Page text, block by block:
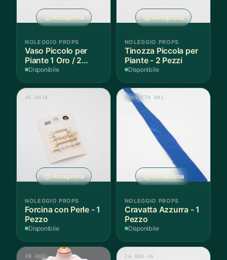
Anteprima
NOLEGGIO PROPS
Vaso Piccolo per
Piante 1 Oro / 2
Argento - 3 Pezzi
Disponibile
Anteprima
NOLEGGIO PROPS
Tinozza Piccola per
Piante - 2 Pezzi
Disponibile
Anteprima
AC 0018
NOLEGGIO PROPS
Forcina con Perle - 1
Pezzo
Disponibile
Anteprima
CRAVATTA 001
NOLEGGIO PROPS
Cravatta Azzurra - 1
Pezzo
Disponibile
FB 002 CA 003-16